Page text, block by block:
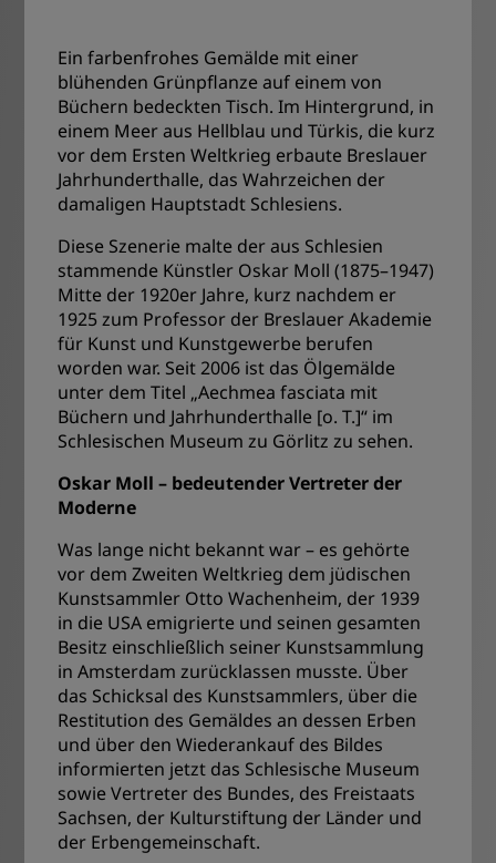
Ein farbenfrohes Gemälde mit einer
blühenden Grünpflanze auf einem von
Büchern bedeckten Tisch. Im Hintergrund, in
einem Meer aus Hellblau und Türkis, die kurz
vor dem Ersten Weltkrieg erbaute Breslauer
Jahrhunderthalle, das Wahrzeichen der
damaligen Hauptstadt Schlesiens.
Diese Szenerie malte der aus Schlesien
stammende Künstler Oskar Moll (1875–1947)
Mitte der 1920er Jahre, kurz nachdem er
1925 zum Professor der Breslauer Akademie
für Kunst und Kunstgewerbe berufen
worden war. Seit 2006 ist das Ölgemälde
unter dem Titel „Aechmea fasciata mit
Büchern und Jahrhunderthalle [o. T.]“ im
Schlesischen Museum zu Görlitz zu sehen.
Oskar Moll – bedeutender Vertreter der
Moderne
Was lange nicht bekannt war – es gehörte
vor dem Zweiten Weltkrieg dem jüdischen
Kunstsammler Otto Wachenheim, der 1939
in die USA emigrierte und seinen gesamten
Besitz einschließlich seiner Kunstsammlung
in Amsterdam zurücklassen musste. Über
das Schicksal des Kunstsammlers, über die
Restitution des Gemäldes an dessen Erben
und über den Wiederankauf des Bildes
informierten jetzt das Schlesische Museum
sowie Vertreter des Bundes, des Freistaats
Sachsen, der Kulturstiftung der Länder und
der Erbengemeinschaft.